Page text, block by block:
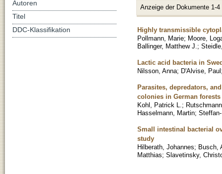
Anzeige der Dokumente 1-4
Highly transmissible
Pollmann, Marie; Moore,
Ballinger, Matthew J. ;
Lactic acid bacteria in
Nilsson, Anna; D'Alvise, Paul
Parasites, depredators,
colonies in German forests
Kohl, Patrick L. ;
Hasselmann, Martin;
Small intestinal bacterial
study
Hilberath, Johannes; Busch,
Matthias; Slavetinsky,
Autoren
Titel
DDC-Klassifikation